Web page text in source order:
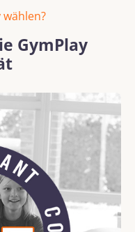
GymPlay